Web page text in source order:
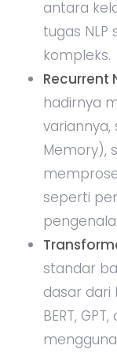
antara
tugas
kompleks.
Recurrent
hadirnya
variannya,
Memory),
seperti
standar
dasar
BERT,